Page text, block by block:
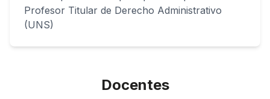
Profesor Titular de Derecho Administrativo
(UNS)
Docentes